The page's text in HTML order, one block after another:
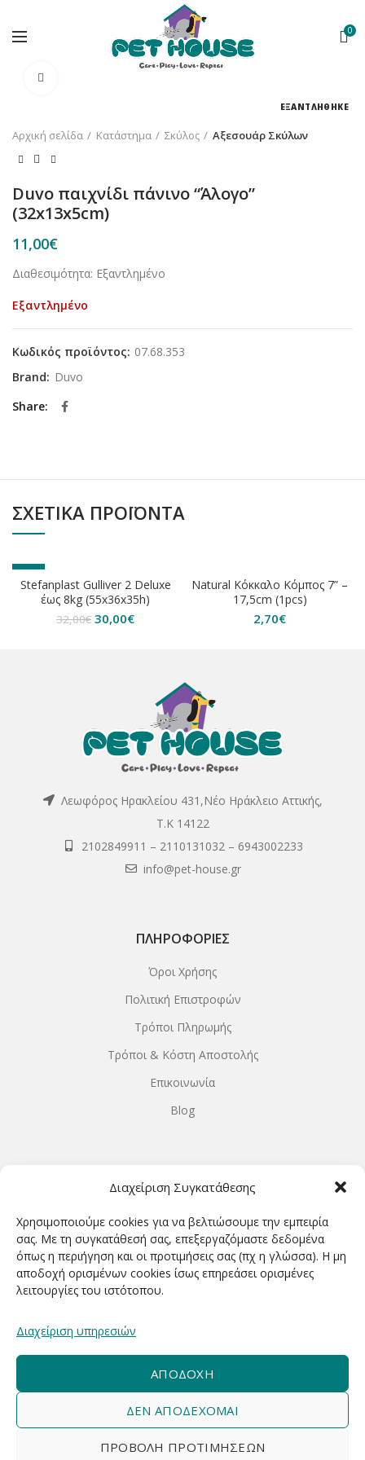
Διαχείριση Συγκατάθεσης
Χρησιμοποιούμε cookies για να βελτιώσουμε την εμπειρία
σας. Με τη συγκατάθεσή σας, επεξεργαζόμαστε δεδομένα
όπως η περιήγηση και οι προτιμήσεις σας (πχ η γλώσσα). Η μη
αποδοχή ορισμένων cookies ίσως επηρεάσει ορισμένες
λειτουργίες του ιστότοπου.
Διαχείριση υπηρεσιών
ΑΠΟΔΟΧΉ
ΔΕΝ ΑΠΟΔΈΧΟΜΑΙ
ΠΡΟΒΟΛΉ ΠΡΟΤΙΜΉΣΕΩΝ
0
ΕΞΑΝΤΛΗΘΗΚΕ
Αρχική σελίδα Κατάστημα Σκύλος Αξεσουάρ Σκύλων
Duvo παιχνίδι πάνινο “Άλογο”
(32x13x5cm)
11,00€
Διαθεσιμότητα: Εξαντλημένο
Εξαντλημένο
Κωδικός προϊόντος: 07.68.353
Brand: Duvo
Share
ΣΧΕΤΙΚΆ ΠΡΟΪΌΝΤΑ
-6%
Stefanplast Gulliver 2 Deluxe
έως 8kg (55x36x35h)
32,00€ Original
30,00€Η
Natural Κόκκαλο Κόμπος 7” –
17,5cm (1pcs)
2,70€
Λεωφόρος Ηρακλείου 431,Νέο Ηράκλειο Αττικής,
Τ.Κ 14122
2102849911 – 2110131032 – 6943002233
info@pet-house.gr
ΠΛΗΡΟΦΟΡΊΕΣ
Όροι Χρήσης
Πολιτική Επιστροφών
Τρόποι Πληρωμής
Τρόποι & Κόστη Αποστολής
Επικοινωνία
Blog
ΤΡΙΤΗ-ΠΕΜΠΤΗ-ΠΑΡΑΣΚΕΥΗ 9.00-20.00
ΣΑΒΒΑΤΟ 9.00-15.00
ΕΓΓΡΑΦΕΊΤΕ ΓΙΑ ΝΑ ΛΑΜΒΆΝΕΤΕ ΠΡΏΤΟΙ NΈΑ &